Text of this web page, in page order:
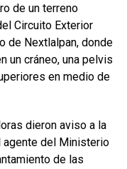
de un terreno
Circuito Exterior
de Nextlalpan, donde
un cráneo, una pelvis
en medio de
dieron aviso a la
agente del Ministerio
de las